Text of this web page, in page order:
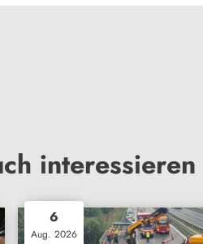
interessieren
6
Aug. 2026